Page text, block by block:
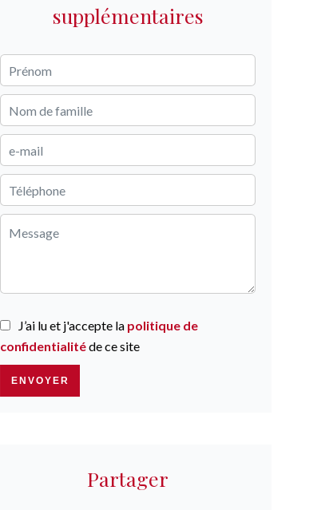
supplémentaires
J’ai lu et j'accepte la politique de
confidentialitéde ce site
ENVOYER
Partager